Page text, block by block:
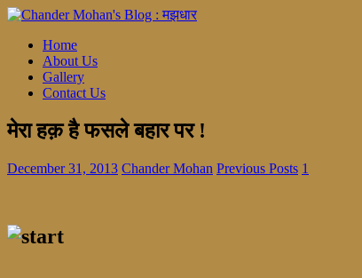
Home
About Us
Gallery
Contact Us
मेरा हक़ है फसले बहार पर !
December 31, 2013 Chander Mohan Previous Posts 1